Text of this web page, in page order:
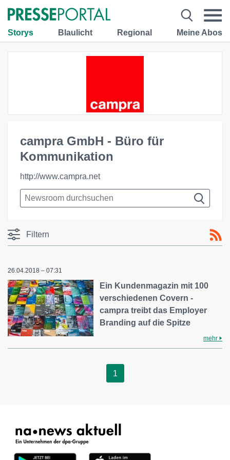
Storys Blaulicht Regional Meine Abos
campra GmbH - Büro für
Kommunikation
http://www.campra.net
Filtern
26.04.2018 – 07:31
Ein Kundenmagazin mit 100
verschiedenen Covern -
campra treibt das Employer
Branding auf die Spitze
mehr
1